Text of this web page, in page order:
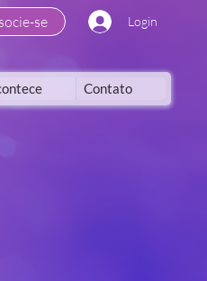
se Login
Contato